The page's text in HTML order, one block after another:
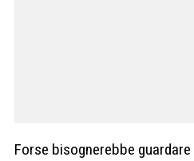
Forse bisognerebbe